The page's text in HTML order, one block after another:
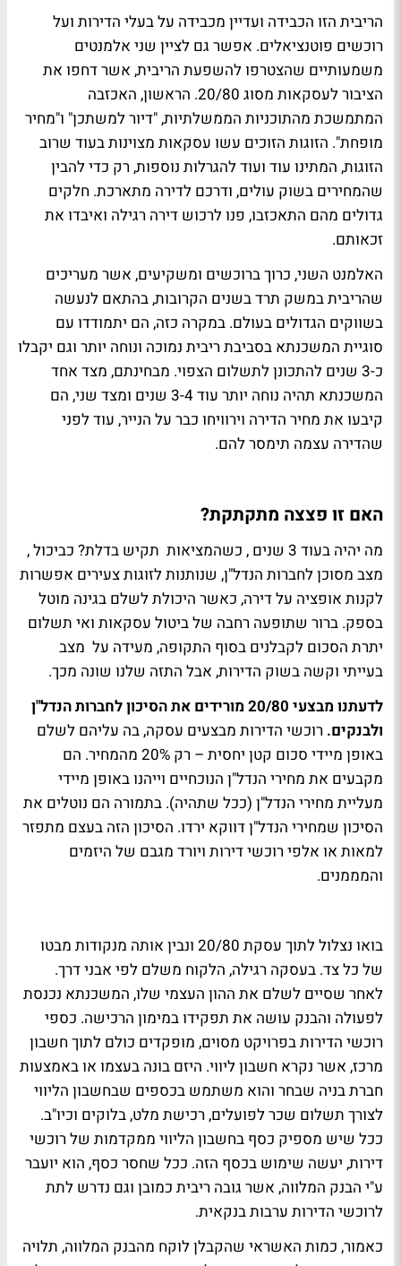
הריבית הזו הכבידה ועדיין מכבידה על בעלי הדירות ועל
רוכשים פוטנציאלים. אפשר גם לציין שני אלמנטים
משמעותיים שהצטרפו להשפעת הריבית, אשר דחפו את
הציבור לעסקאות מסוג 20/80. הראשון, האכזבה
המתמשכת מהתוכניות הממשלתיות, "דיור למשתכן" ו"מחיר
מופחת". הזוגות הזוכים עשו עסקאות מצוינות בעוד שרוב
הזוגות, המתינו עוד ועוד להגרלות נוספות, רק כדי להבין
שהמחירים בשוק עולים, ודרכם לדירה מתארכת. חלקים
גדולים מהם התאכזבו, פנו לרכוש דירה רגילה ואיבדו את
זכאותם.
האלמנט השני, כרוך ברוכשים ומשקיעים, אשר מעריכים
שהריבית במשק תרד בשנים הקרובות, בהתאם לנעשה
בשווקים הגדולים בעולם. במקרה כזה, הם יתמודדו עם
סוגיית המשכנתא בסביבת ריבית נמוכה ונוחה יותר וגם יקבלו
כ-3 שנים להתכונן לתשלום הצפוי. מבחינתם, מצד אחד
המשכנתא תהיה נוחה יותר עוד 3-4 שנים ומצד שני, הם
קיבעו את מחיר הדירה וירוויחו כבר על הנייר, עוד לפני
שהדירה עצמה תימסר להם.
האם זו פצצה מתקתקת?
מה יהיה בעוד 3 שנים , כשהמציאות תקיש בדלת? כביכול ,
מצב מסוכן לחברות הנדל"ן, שנותנות לזוגות צעירים אפשרות
לקנות אופציה על דירה, כאשר היכולת לשלם בגינה מוטל
בספק. ברור שתופעה רחבה של ביטול עסקאות ואי תשלום
יתרת הסכום לקבלנים בסוף התקופה, מעידה על מצב
בעייתי וקשה בשוק הדירות, אבל התזה שלנו שונה מכך.
לדעתנו מבצעי 20/80 מורידים את הסיכון לחברות הנדל"ן
ולבנקים. רוכשי הדירות מבצעים עסקה, בה עליהם לשלם
באופן מיידי סכום קטן יחסית – רק 20% מהמחיר. הם
מקבעים את מחירי הנדל"ן הנוכחיים וייהנו באופן מיידי
מעליית מחירי הנדל"ן (ככל שתהיה). בתמורה הם נוטלים את
הסיכון שמחירי הנדל"ן דווקא ירדו. הסיכון הזה בעצם מתפזר
למאות או אלפי רוכשי דירות ויורד מגבם של היזמים
והמממנים.
בואו נצלול לתוך עסקת 20/80 ונבין אותה מנקודות מבטו
של כל צד. בעסקה רגילה, הלקוח משלם לפי אבני דרך.
לאחר שסיים לשלם את ההון העצמי שלו, המשכנתא נכנסת
לפעולה והבנק עושה את תפקידו במימון הרכישה. כספי
רוכשי הדירות בפרויקט מסוים, מופקדים כולם לתוך חשבון
מרכז, אשר נקרא חשבון ליווי. היזם בונה בעצמו או באמצעות
חברת בניה שבחר והוא משתמש בכספים שבחשבון הליווי
לצורך תשלום שכר לפועלים, רכישת מלט, בלוקים וכיו"ב.
ככל שיש מספיק כסף בחשבון הליווי ממקדמות של רוכשי
דירות, יעשה שימוש בכסף הזה. ככל שחסר כסף, הוא יועבר
ע"י הבנק המלווה, אשר גובה ריבית כמובן וגם נדרש לתת
לרוכשי הדירות ערבות בנקאית.
כאמור, כמות האשראי שהקבלן לוקח מהבנק המלווה, תלויה